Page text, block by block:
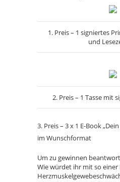
1. Preis – 1 signiertes
und
2. Preis – 1 Tasse mit
3. Preis – 3 x 1 E-Book
im Wunschformat
Um zu gewinnen
Wie würdet ihr mit so einer